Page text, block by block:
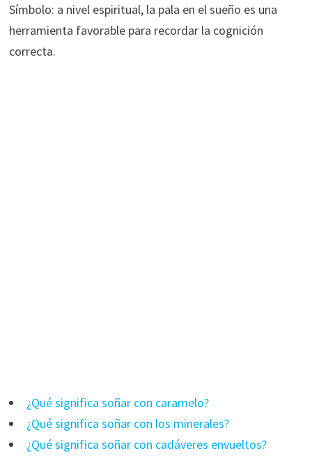
Símbolo: a nivel espiritual, la pala en el sueño es una
herramienta favorable para recordar la cognición
correcta.
¿Qué significa soñar con caramelo?
¿Qué significa soñar con los minerales?
¿Qué significa soñar con cadáveres envueltos?